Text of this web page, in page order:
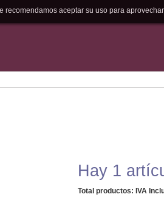
Hay 1
Total productos: IVA
aceptar su uso para